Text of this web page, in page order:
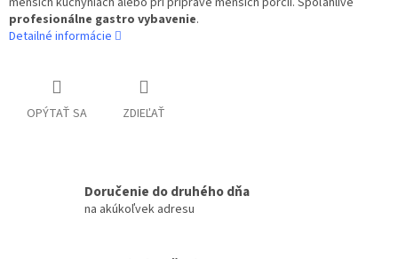
profesionálne gastro vybavenie.
Detailné informácie
OPÝTAŤ SA ZDIEĽAŤ
Doručenie do druhého dňa
na akúkoľvek adresu